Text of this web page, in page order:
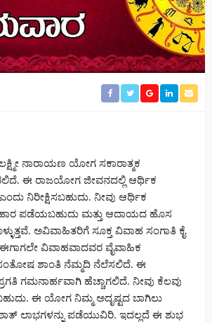
ನಾರಾಯಣ ಯೋಗ ಸಕಾರಾತ್ಮಕ
ಈ ರಾಜಯೋಗ ಜೀವನದಲ್ಲಿ ಆರ್ಥಿಕ
ಎಂದು ನಿರೀಕ್ಷಿಸಬಹುದು. ನೀವು ಆರ್ಥಿಕ
ಪಡೆಯಬಹುದು ಮತ್ತು ಆದಾಯದ ಹೊಸ
ಅವಿವಾಹಿತರಿಗೆ ಸೂಕ್ತ ವಿವಾಹ ಸಂಗಾತಿ ಕೈ
ವಿವಾಹವಾದವರ ವೈವಾಹಿಕ
ಶಾಂತಿ ನೆಮ್ಮದಿ ನೆಲೆಸಲಿದೆ. ಈ
ಗಮನಾರ್ಹವಾಗಿ ಹೆಚ್ಚಾಗಲಿದೆ. ನೀವು ಕೆಲವು
ಈ ಯೋಗ ನಿಮ್ಮ ಅದೃಷ್ಟದ ಬಾಗಿಲು
ಲಾಭಗಳನ್ನು ಪಡೆಯುವಿರಿ. ಇದಲ್ಲದೆ ಈ ಶುಭ